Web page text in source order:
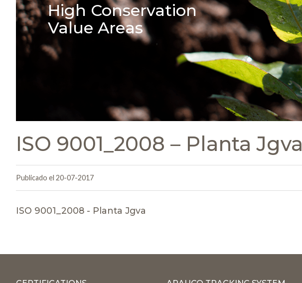
High Conservation
Value Areas
ISO 9001_2008 – Planta Jgva
Publicado el 20-07-2017
ISO 9001_2008 - Planta Jgva